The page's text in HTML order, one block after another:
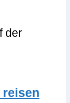
der
reisen